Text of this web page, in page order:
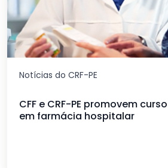
Notícias do CRF-PE
CFF e CRF-PE promovem
em farmácia hospitalar